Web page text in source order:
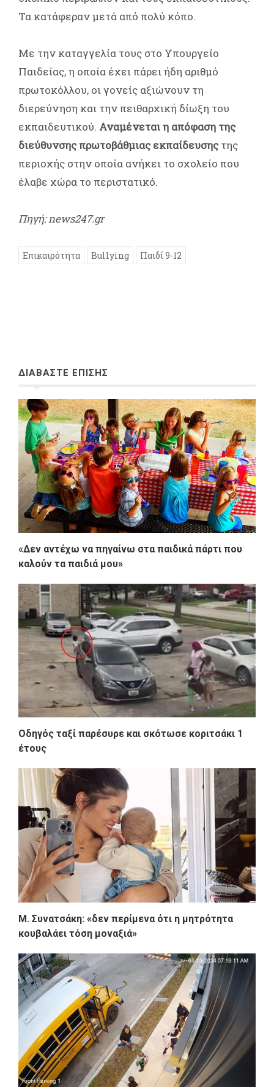
Τα κατάφεραν μετά από πολύ κόπο.
Με την καταγγελία τους στο Υπουργείο
Παιδείας, η οποία έχει πάρει ήδη αριθμό
πρωτοκόλλου, οι γονείς αξιώνουν τη
διερεύνηση και την πειθαρχική δίωξη του
εκπαιδευτικού. Αναμένεται η απόφαση της
διεύθυνσης πρωτοβάθμιας εκπαίδευσηςτης
περιοχής στην οποία ανήκει το σχολείο που
έλαβε χώρα το περιστατικό.
Πηγή: news247.gr
Επικαιρότητα Bullying Παιδί 9-12
ΔΙΑΒΑΣΤΕ ΕΠΙΣΗΣ
«Δεν αντέχω να πηγαίνω στα παιδικά πάρτι που
καλούν τα παιδιά μου»
Οδηγός ταξί παρέσυρε και σκότωσε κοριτσάκι 1
έτους
Μ. Συνατσάκη: «δεν περίμενα ότι η μητρότητα
κουβαλάει τόση μοναξιά»